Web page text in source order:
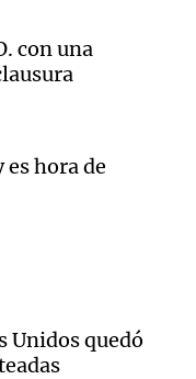
con una
es hora de
Unidos quedó
La Sole en